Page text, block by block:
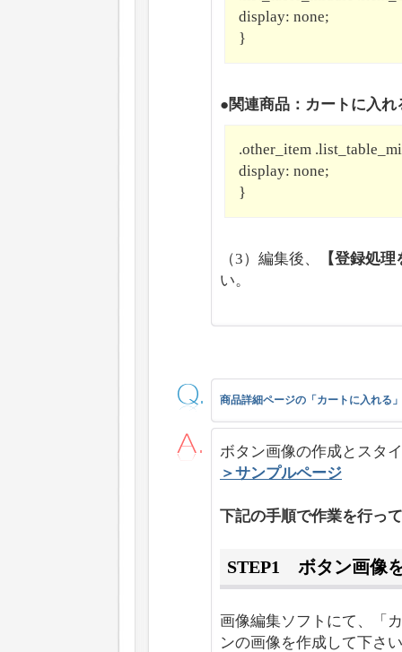
display: none;
}
●関連商品：カートに入れ
.other_item
display: none;
}
（3）編集後、
【登録処
い。
商品詳細ページの「カートに入れる
ボタン画像の作成とスタ
＞サンプルページ
下記の手順で作業を行っ
STEP1 ボタン画像
画像編集ソフトにて、「
ンの画像を作成して下さ